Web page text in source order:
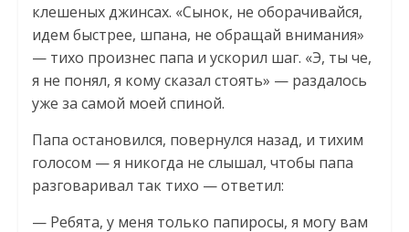
клешеных джинсах. «Сынок, не оборачивайся,
идем быстрее, шпана, не обращай внимания»
— тихо произнес папа и ускорил шаг. «Э, ты че,
я не понял, я кому сказал стоять» — раздалось
уже за самой моей спиной.
Папа остановился, повернулся назад, и тихим
голосом — я никогда не слышал, чтобы папа
разговаривал так тихо — ответил:
— Ребята, у меня только папиросы, я могу вам